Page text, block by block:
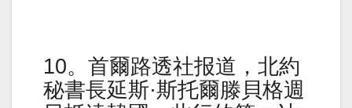
10。首爾路透社报道，北約
秘書長延斯·斯托爾滕貝格週